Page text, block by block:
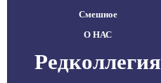
Смешное
О НАС
Редколлегия